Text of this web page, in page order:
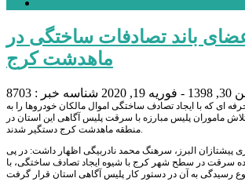
باند تصادفات ساختگی در
ماهدشت کرج
19, 2020 شناسه خبر : 8703
ای که با ایجاد تصادف ساختگی اموال مالکان خودروها را به
ماموران پلیس مبارزه با سرقت پلیس آگاهی این استان در
منطقه ماهدشت کرج دستگیر شدند.
پیشتازان البرز، سرهنگ محمد نادربیگی اظهار داشت: در پی
سرقت در سطح شهر کرج با شیوه ایجاد تصادف ساختگی، با